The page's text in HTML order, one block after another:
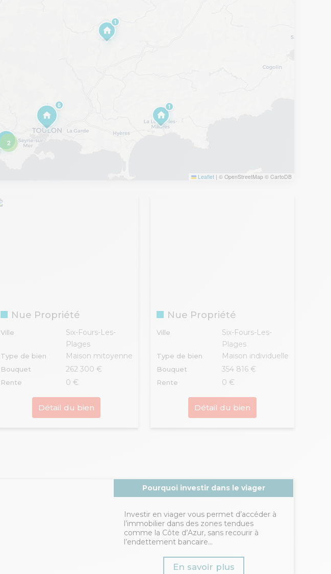
1
1
6
2
Leaflet | © OpenStreetMap © CartoDB
Nue Propriété
Ville
Six-Fours-Les-
Plages
Type de bien Maison mitoyenne
Bouquet 262 300 €
Rente 0 €
Détail du bien
Nue Propriété
Ville
Six-Fours-Les-
Plages
Type de bien Maison individuelle
Bouquet 354 816 €
Rente 0 €
Détail du bien
Pourquoi investir dans le viager
Investir en viager vous permet d’accéder à
l’immobilier dans des zones tendues
comme la Côte d’Azur, sans recourir à
l’endettement bancaire...
En savoir plus